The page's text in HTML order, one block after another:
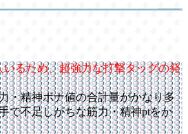
いるため、超強力な打撃タッグの発
・精神ボナ値の合計量がかなり多
で不足しがちな筋力・精神ptをか